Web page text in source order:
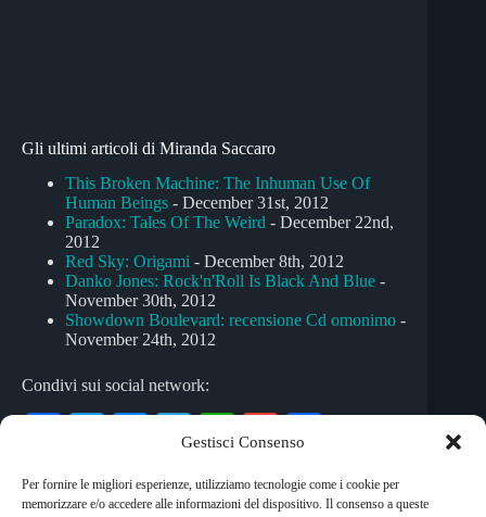
Gestisci Consenso
Per fornire le migliori esperienze, utilizziamo tecnologie come i cookie per
memorizzare e/o accedere alle informazioni del dispositivo. Il consenso a queste
Gli ultimi articoli di Miranda Saccaro
This Broken Machine: The Inhuman Use Of
Human Beings - December 31st, 2012
Paradox: Tales Of The Weird - December 22nd,
2012
Red Sky: Origami - December 8th, 2012
Danko Jones: Rock'n'Roll Is Black And Blue -
November 30th, 2012
Showdown Boulevard: recensione Cd omonimo -
November 24th, 2012
Condivi sui social network:
bo tte se
Te
gr
W
ts
G
ail di